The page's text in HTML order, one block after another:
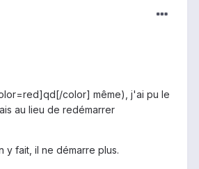
color] même), j'ai pu le
au lieu de redémarrer
fait, il ne démarre plus.